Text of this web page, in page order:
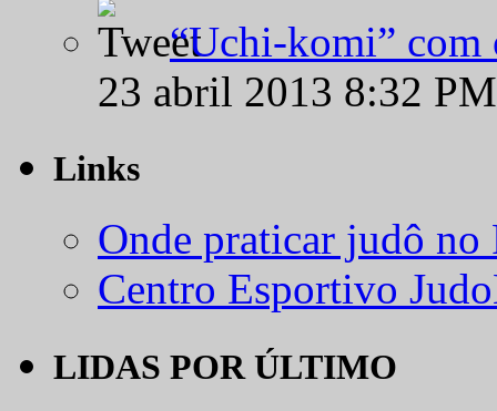
“Uchi-komi” com
23 abril 2013 8:32
Links
Onde praticar judô
Centro Esportivo
LIDAS POR ÚLTIMO